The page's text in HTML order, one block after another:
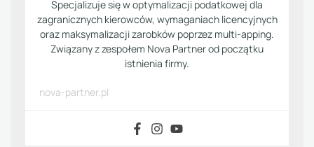
Specjalizuje się w optymalizacji podatkowej dla
zagranicznych kierowców, wymaganiach licencyjnych
oraz maksymalizacji zarobków poprzez multi-apping.
Związany z zespołem Nova Partner od początku
istnienia firmy.
nova-partner.pl